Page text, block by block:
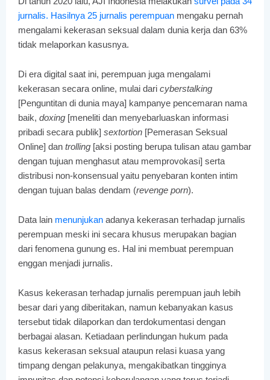
jurnalis. Hasilnya 25 jurnalis perempuan mengaku pernah
mengalami kekerasan seksual dalam dunia kerja dan 63%
tidak melaporkan kasusnya.
Di era digital saat ini, perempuan juga mengalami
kekerasan secara online, mulai dari cyberstalking
[Penguntitan di dunia maya] kampanye pencemaran nama
baik, doxing [meneliti dan menyebarluaskan informasi
pribadi secara publik] sextortion [Pemerasan Seksual
Online] dan trolling [aksi posting berupa tulisan atau gambar
dengan tujuan menghasut atau memprovokasi] serta
distribusi non-konsensual yaitu penyebaran konten intim
dengan tujuan balas dendam (revenge porn).
Data lain menunjukan adanya kekerasan terhadap jurnalis
perempuan meski ini secara khusus merupakan bagian
dari fenomena gunung es. Hal ini membuat perempuan
enggan menjadi jurnalis.
Kasus kekerasan terhadap jurnalis perempuan jauh lebih
besar dari yang diberitakan, namun kebanyakan kasus
tersebut tidak dilaporkan dan terdokumentasi dengan
berbagai alasan. Ketiadaan perlindungan hukum pada
kasus kekerasan seksual ataupun relasi kuasa yang
timpang dengan pelakunya, mengakibatkan tingginya